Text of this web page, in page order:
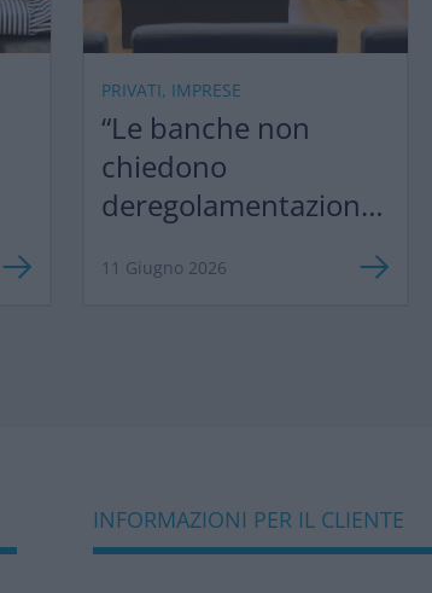
PRIVATI, IMPRESE
“Le banche non
chiedono
deregolamentazione,
11 Giugno 2026
INFORMAZIONI PER IL CLIENTE